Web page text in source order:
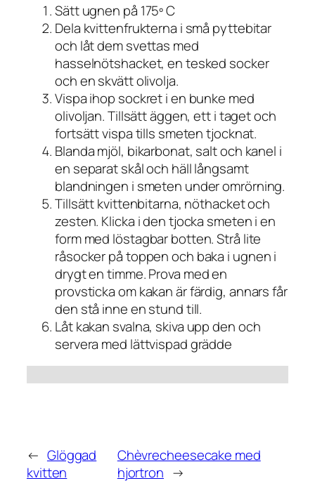
Sätt ugnen på 175º C
Dela kvittenfrukterna i små pyttebitar
och låt dem svettas med
hasselnötshacket, en tesked socker
och en skvätt olivolja.
Vispa ihop sockret i en bunke med
olivoljan. Tillsätt äggen, ett i taget och
fortsätt vispa tills smeten tjocknat.
Blanda mjöl, bikarbonat, salt och kanel i
en separat skål och häll långsamt
blandningen i smeten under omrörning.
Tillsätt kvittenbitarna, nöthacket och
zesten. Klicka i den tjocka smeten i en
form med löstagbar botten. Strå lite
råsocker på toppen och baka i ugnen i
drygt en timme. Prova med en
provsticka om kakan är färdig, annars får
den stå inne en stund till.
Låt kakan svalna, skiva upp den och
servera med lättvispad grädde
← Glöggad
kvitten
Chèvrecheesecake med
hjortron →